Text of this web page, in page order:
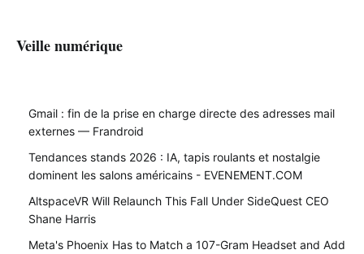
Veille numérique
Gmail : fin de la prise en charge directe des adresses mail
externes — Frandroid
Tendances stands 2026 : IA, tapis roulants et nostalgie
dominent les salons américains - EVENEMENT.COM
AltspaceVR Will Relaunch This Fall Under SideQuest CEO
Shane Harris
Meta's Phoenix Has to Match a 107-Gram Headset and Add